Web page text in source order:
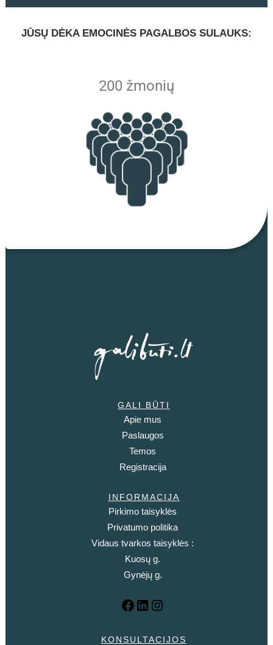
JŪSŲ DĖKA EMOCINĖS PAGALBOS SULAUKS:
200 žmonių
GALI BŪTI
Apie mus
Paslaugos
Temos
Registracija
INFORMACIJA
Pirkimo taisyklės
Privatumo politika
Vidaus tvarkos taisyklės :
Kuosų g.
Gynėjų g.
KONSULTACIJOS